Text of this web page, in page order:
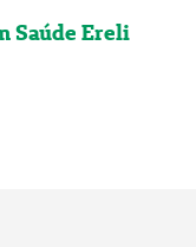
Saúde Ereli